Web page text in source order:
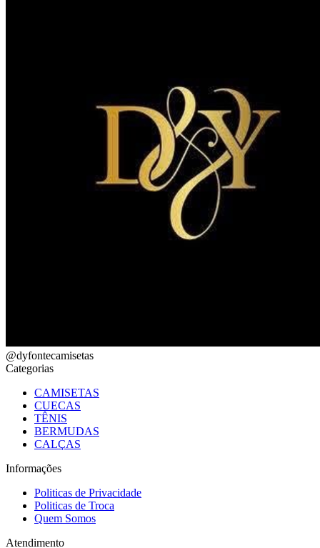
@dyfontecamisetas
Categorias
CAMISETAS
CUECAS
TÊNIS
BERMUDAS
CALÇAS
Informações
Politicas de Privacidade
Politicas de Troca
Quem Somos
Atendimento